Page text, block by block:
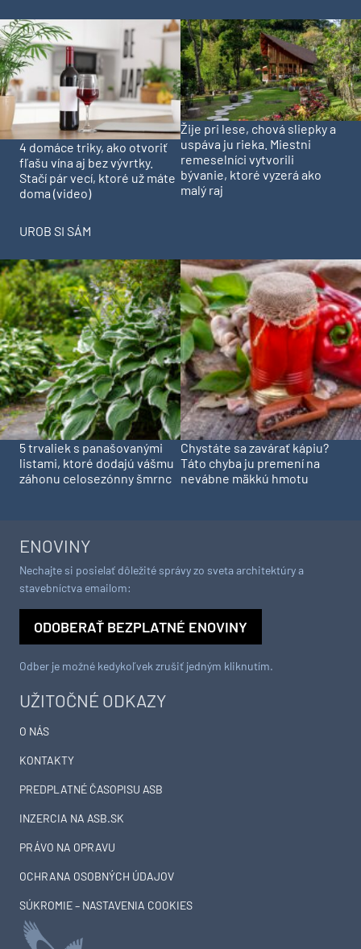
4 domáce triky, ako otvoriť
fľašu vína aj bez vývrtky.
Stačí pár vecí, ktoré už máte
doma (video)
Žije pri lese, chová sliepky a
uspáva ju rieka. Miestni
remeselníci vytvorili
bývanie, ktoré vyzerá ako
malý raj
UROB SI SÁM
5 trvaliek s panašovanými
listami, ktoré dodajú vášmu
záhonu celosezónny šmrnc
Chystáte sa zavárať kápiu?
Táto chyba ju premení na
nevábne mäkkú hmotu
UŽITOČNÉ ODKAZY
O NÁS
KONTAKTY
PREDPLATNÉ ČASOPISU ASB
INZERCIA NA ASB.SK
PRÁVO NA OPRAVU
OCHRANA OSOBNÝCH ÚDAJOV
SÚKROMIE – NASTAVENIA COOKIES
ENOVINY
Nechajte si posielať dôležité správy zo sveta architektúry a
stavebníctva emailom:
ODOBERAŤ BEZPLATNÉ ENOVINY
Odber je možné kedykoľvek zrušiť jedným kliknutím.